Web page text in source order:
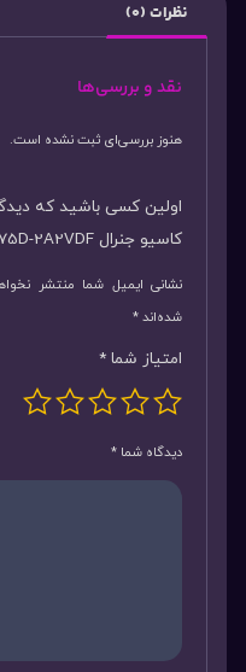
نظرات (0)
نقد و بررسی‌ها
هنوز بررسی‌ای ثبت نشده است.
اولین کسی باشید که
کاسیو جنرال MTP-1375D-2A2VDF”
نشانی ایمیل شما منتشر
شده‌اند*
امتیاز شما *
دیدگاه شما *